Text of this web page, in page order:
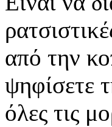
από την
ψηφίσετε
όλες τις